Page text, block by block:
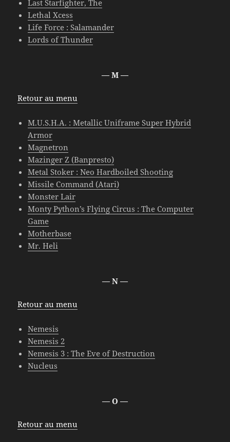
Last Starfighter, The
Lethal Xcess
Life Force : Salamander
Lords of Thunder
— M —
Retour au menu
M.U.S.H.A. : Metallic Uniframe Super Hybrid
Armor
Magnetron
Mazinger Z (Banpresto)
Metal Stoker : Neo Hardboiled Shooting
Missile Command (Atari)
Monster Lair
Monty Python’s Flying Circus : The Computer
Game
Motherbase
Mr. Heli
— N —
Retour au menu
Nemesis
Nemesis 2
Nemesis 3 : The Eve of Destruction
Nucleus
— O —
Retour au menu